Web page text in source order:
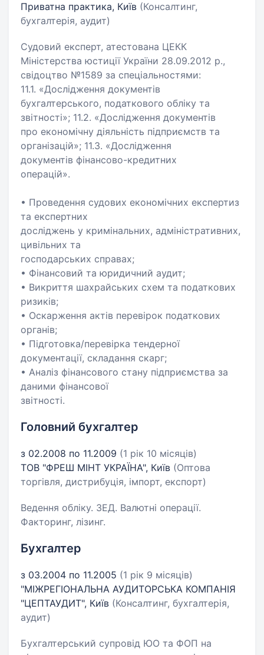
Приватна практика, Київ (Консалтинг,
бухгалтерія, аудит)
Судовий експерт, атестована ЦЕКК
Міністерства юстиції України 28.09.2012 р.,
свідоцтво №1589 за спеціальностями:
11.1. «Дослідження документів
бухгалтерського, податкового обліку та
звітності»; 11.2. «Дослідження документів
про економічну діяльність підприємств та
організацій»; 11.3. «Дослідження
документів фінансово-кредитних
операцій».
• Проведення судових економічних експертиз
та експертних
досліджень у кримінальних, адміністративних,
цивільних та
господарських справах;
• Фінансовий та юридичний аудит;
• Викриття шахрайських схем та податкових
ризиків;
• Оскарження актів перевірок податкових
органів;
• Підготовка/перевірка тендерної
документації, складання скарг;
• Аналіз фінансового стану підприємства за
даними фінансової
звітності.
Головний бухгалтер
з 02.2008 по 11.2009 (1 рік 10 місяців)
ТОВ "ФРЕШ МІНТ УКРАЇНА", Київ (Оптова
торгівля, дистрибуція, імпорт, експорт)
Ведення обліку. ЗЕД. Валютні операції.
Факторинг, лізинг.
Бухгалтер
з 03.2004 по 11.2005 (1 рік 9 місяців)
"МIЖРЕГIОНАЛЬНА АУДИТОРСЬКА КОМПАНIЯ
"ЦЕПТАУДИТ", Київ (Консалтинг, бухгалтерія,
аудит)
Бухгалтерський супровід ЮО та ФОП на